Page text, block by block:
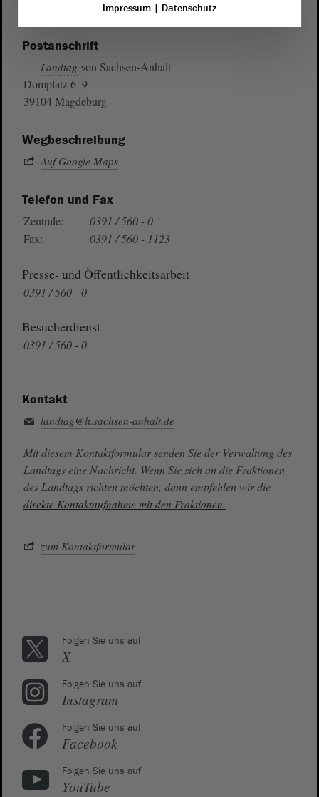
Postanschrift
Landtag von Sachsen-Anhalt
Domplatz 6–9
39104 Magdeburg
Wegbeschreibung
Auf Google Maps
Telefon und Fax
Zentrale:
0391 / 560 - 0
Fax:
0391 / 560 - 1123
Presse- und Öffentlichkeitsarbeit
0391 / 560 - 0
Besucherdienst
0391 / 560 - 0
Kontakt
landtag@lt.sachsen-anhalt.de
Mit diesem Kontaktformular senden Sie der Verwaltung des
Landtags eine Nachricht. Wenn Sie sich an die Fraktionen
des Landtags richten möchten, dann empfehlen wir die
direkte Kontaktaufnahme mit den Fraktionen.
zum Kontaktformular
Folgen Sie uns auf
X
Folgen Sie uns auf
Instagram
Folgen Sie uns auf
Facebook
Folgen Sie uns auf
YouTube
Impressum| Datenschutz